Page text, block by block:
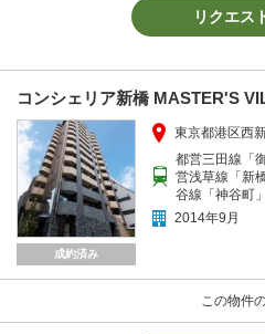
リクエス
コンシェリア新橋 MASTER'S
成約済み
この物件
東京都港区西
都営三田線「
営浅草線「新
谷線「神谷町
2014年9月